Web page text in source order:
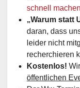
schnell
„Warum statt
daran, dass
leider nicht
recherchieren
Kostenlos!
öffentlichen